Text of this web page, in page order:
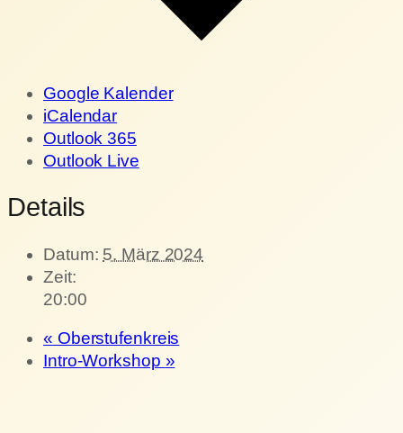
Google Kalender
iCalendar
Outlook 365
Outlook Live
Details
Datum: 5. März 2024
Zeit:
20:00
« Oberstufenkreis
Intro-Workshop »